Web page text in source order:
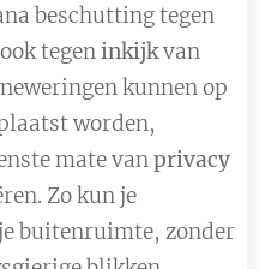
beschutting tegen
tegeninkijkvan
kunnen op
worden,
mate vanprivacy
Zo kun je
buitenruimte, zonder